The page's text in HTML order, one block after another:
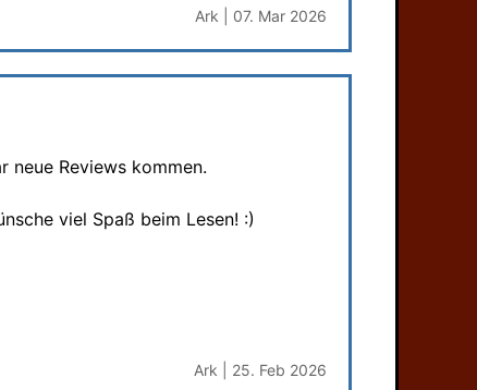
Ark | 07. Mar 2026
neue Reviews kommen.
viel Spaß beim Lesen! :)
Ark | 25. Feb 2026